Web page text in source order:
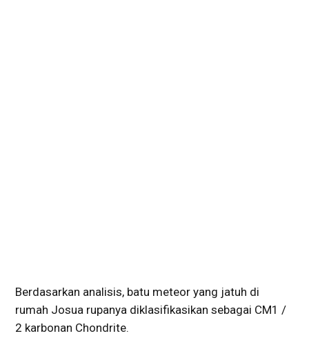
Berdasarkan analisis, batu meteor yang jatuh di
rumah Josua rupanya diklasifikasikan sebagai CM1 /
2 karbonan Chondrite.